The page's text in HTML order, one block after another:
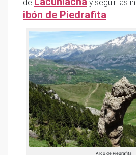
de
y seguir las
ibón de Piedrafita.
Arco de Piedrafita